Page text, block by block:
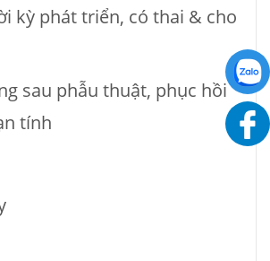
kỳ phát triển, có thai & cho
sau phẫu thuật, phục hồi
tính